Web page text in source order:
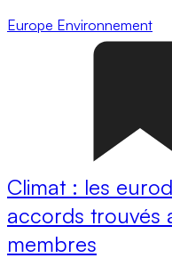
Europe Environnement
Climat : les
accords trouvés
membres